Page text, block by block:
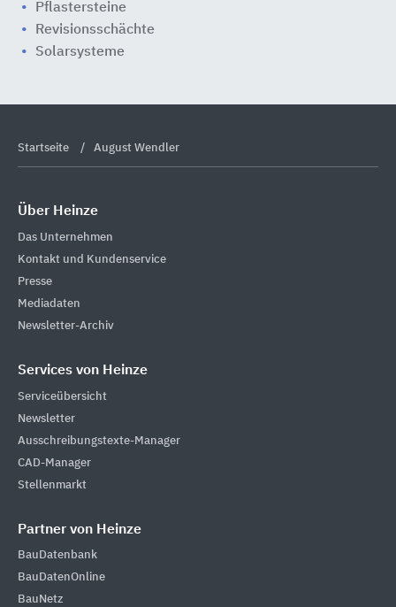
Pflastersteine
Revisionsschächte
Solarsysteme
Startseite August Wendler
Über Heinze
Das Unternehmen
Kontakt und Kundenservice
Presse
Mediadaten
Newsletter-Archiv
Services von Heinze
Serviceübersicht
Newsletter
Ausschreibungstexte-Manager
CAD-Manager
Stellenmarkt
Partner von Heinze
BauDatenbank
BauDatenOnline
BauNetz